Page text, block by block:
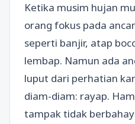
Ketika musim hujan
orang fokus pada
seperti banjir, atap
lembap. Namun ada
luput dari perhatian
diam-diam: rayap.
tampak tidak